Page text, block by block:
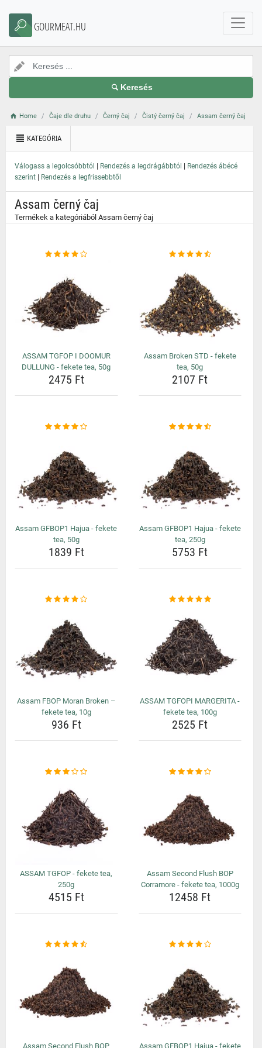
GOURMEAT.HU
Keresés
Home Čaje dle druhu Černý čaj Čistý černý čaj Assam černý čaj
KATEGÓRIA
Válogass a legolcsóbbtól | Rendezés a legdrágábbtól | Rendezés ábécé
szerint | Rendezés a legfrissebbtől
Assam černý čaj
Termékek a kategóriából Assam černý čaj
ASSAM TGFOP I DOOMUR
DULLUNG - fekete tea, 50g
2475 Ft
Assam Broken STD - fekete
tea, 50g
2107 Ft
Assam GFBOP1 Hajua - fekete
tea, 50g
1839 Ft
Assam GFBOP1 Hajua - fekete
tea, 250g
5753 Ft
Assam FBOP Moran Broken –
fekete tea, 10g
936 Ft
ASSAM TGFOPI MARGERITA -
fekete tea, 100g
2525 Ft
ASSAM TGFOP - fekete tea,
250g
4515 Ft
Assam Second Flush BOP
Corramore - fekete tea, 1000g
12458 Ft
Assam Second Flush BOP Assam GFBOP1 Hajua - fekete